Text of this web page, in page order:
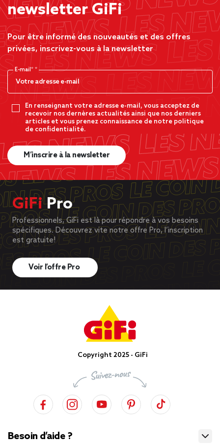
newsletter GiFi
Pour être informé des nouveautés et des offres
privées, inscrivez-vous à la newsletter
E-mail*
En renseignant votre adresse e-mail, vous acceptez de
recevoir nos dernères actualités ainsi que nos derniers
articles et vous prenez connaissance de notre politique
de confidentialité.
M’inscrire à la newsletter
GiFiPro
Professionnels, GiFi est là pour répondre à vos besoins
spécifiques. Découvrez vite notre offre Pro, l’inscription
est gratuite!
Voir l’offre Pro
Copyright 2025 - GiFi
Besoin d’aide ?